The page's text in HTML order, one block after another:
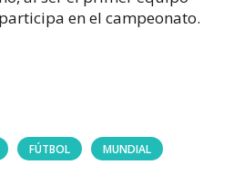
en el campeonato.
FÚTBOL MUNDIAL